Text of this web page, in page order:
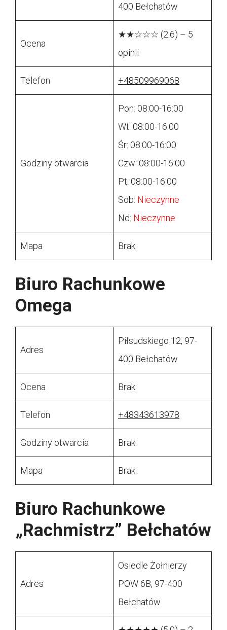
400 Bełchatów
Ocena
★★☆☆☆ (2.6) – 5
opinii
Telefon +48509969068
Godziny otwarcia
Pon: 08:00-16:00
Wt: 08:00-16:00
Śr: 08:00-16:00
Czw: 08:00-16:00
Pt: 08:00-16:00
Sob: Nieczynne
Nd: Nieczynne
Mapa Brak
Biuro Rachunkowe
Omega
Adres
Piłsudskiego 12, 97-
400 Bełchatów
Ocena Brak
Telefon +48343613978
Godziny otwarcia Brak
Mapa Brak
Biuro Rachunkowe
„Rachmistrz” Bełchatów
Adres
Osiedle Żołnierzy
POW 6B, 97-400
Bełchatów